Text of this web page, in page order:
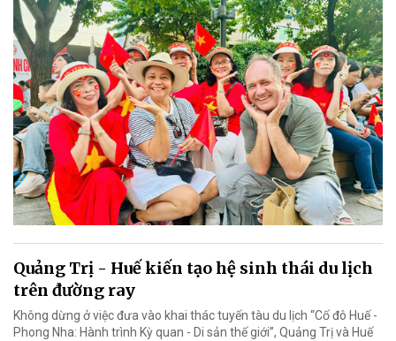
Quảng Trị - Huế kiến tạo hệ sinh thái du lịch
trên đường ray
Không dừng ở việc đưa vào khai thác tuyến tàu du lịch “Cố đô Huế -
Phong Nha: Hành trình Kỳ quan - Di sản thế giới”, Quảng Trị và Huế